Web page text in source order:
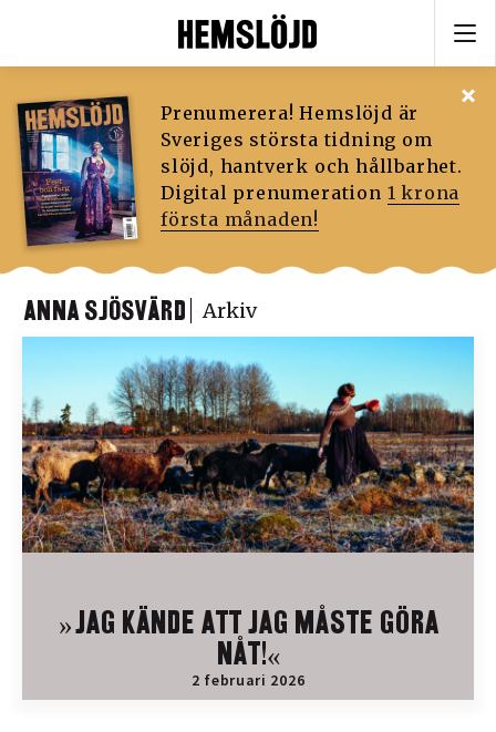
Prenumerera! Hemslöjd är
Sveriges största tidning om
slöjd, hantverk och hållbarhet.
Digital prenumeration 1 krona
första månaden!
ANNA SJÖSVÄRD Arkiv
»JAG KÄNDE ATT JAG MÅSTE GÖRA
NÅT!«
2 februari 2026